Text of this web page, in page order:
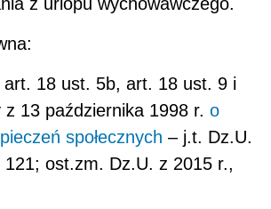
z urlopu wychowawczego.
18 ust. 5b, art. 18 ust. 9 i
13 października 1998 r. o
społecznych – j.t. Dz.U.
ost.zm. Dz.U. z 2015 r.,